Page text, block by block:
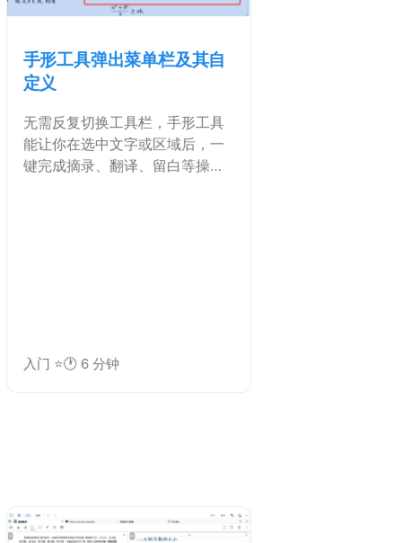
手形工具弹出菜单栏及其自
定义
无需反复切换工具栏，手形工具
能让你在选中文字或区域后，一
键完成摘录、翻译、留白等操
入门 ⭐🕐 6 分钟